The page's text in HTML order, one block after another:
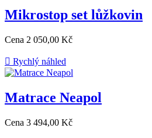
Mikrostop set lůžkovin
Cena 2 050,00 Kč
 Rychlý náhled
Matrace Neapol
Cena 3 494,00 Kč